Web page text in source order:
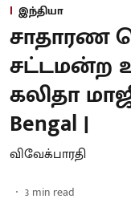
இந்தியா
சாதாரண
சட்டமன்ற
கலிதா
Bengal |
விவேக்பாரதி
3 min read